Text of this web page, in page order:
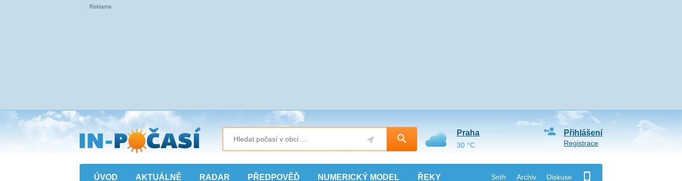
Přejít
na
hlavní
obsah
ÚVOD AKTUÁLNĚ RADAR PŘEDPOVĚĎ NUMERICKÝ MODEL ŘEKY Sníh Archiv Diskuse
Přihlášení
Registrace
Praha
30 °C